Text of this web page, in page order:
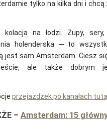
tylko na kilka dni i chcą
kolacja na łodzi. Zupy,
holenderska ─ to
jest sam Amsterdam. Ciesz
ale także dobrym
.
przejażdżek po kanałach
– Amsterdam: 15